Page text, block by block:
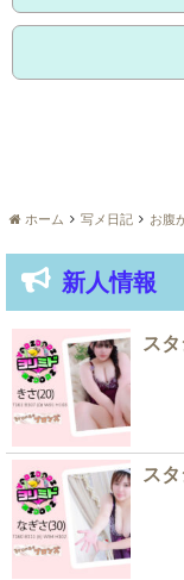
ホーム 写メ日記 お腹
新人情報
ス
ス